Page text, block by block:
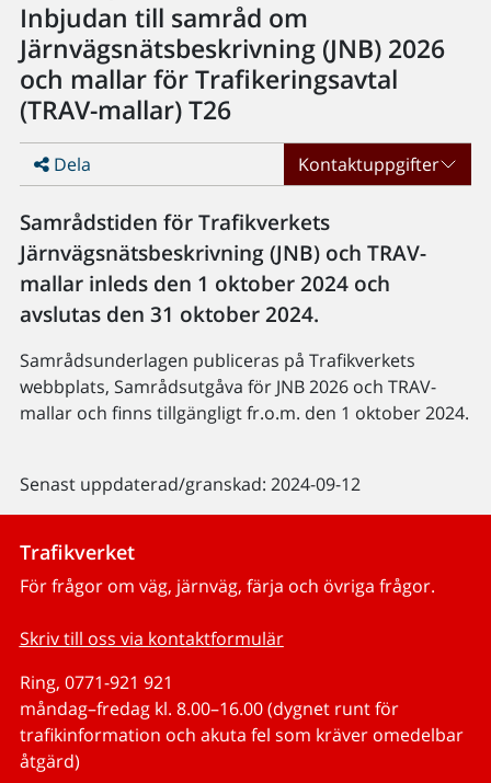
Inbjudan till samråd om
Järnvägsnätsbeskrivning (JNB) 2026
och mallar för Trafikeringsavtal
(TRAV-mallar) T26
Dela Kontaktuppgifter
Samrådstiden för Trafikverkets
Järnvägsnätsbeskrivning (JNB) och TRAV-
mallar inleds den 1 oktober 2024 och
avslutas den 31 oktober 2024.
Samrådsunderlagen publiceras på Trafikverkets
webbplats, Samrådsutgåva för JNB 2026 och TRAV-
mallar och finns tillgängligt fr.o.m. den 1 oktober 2024.
Senast uppdaterad/granskad: 2024-09-12
Trafikverket
För frågor om väg, järnväg, färja och övriga frågor.
Skriv till oss via kontaktformulär
Ring, 0771-921 921
måndag–fredag kl. 8.00–16.00 (dygnet runt för
trafikinformation och akuta fel som kräver omedelbar
åtgärd)